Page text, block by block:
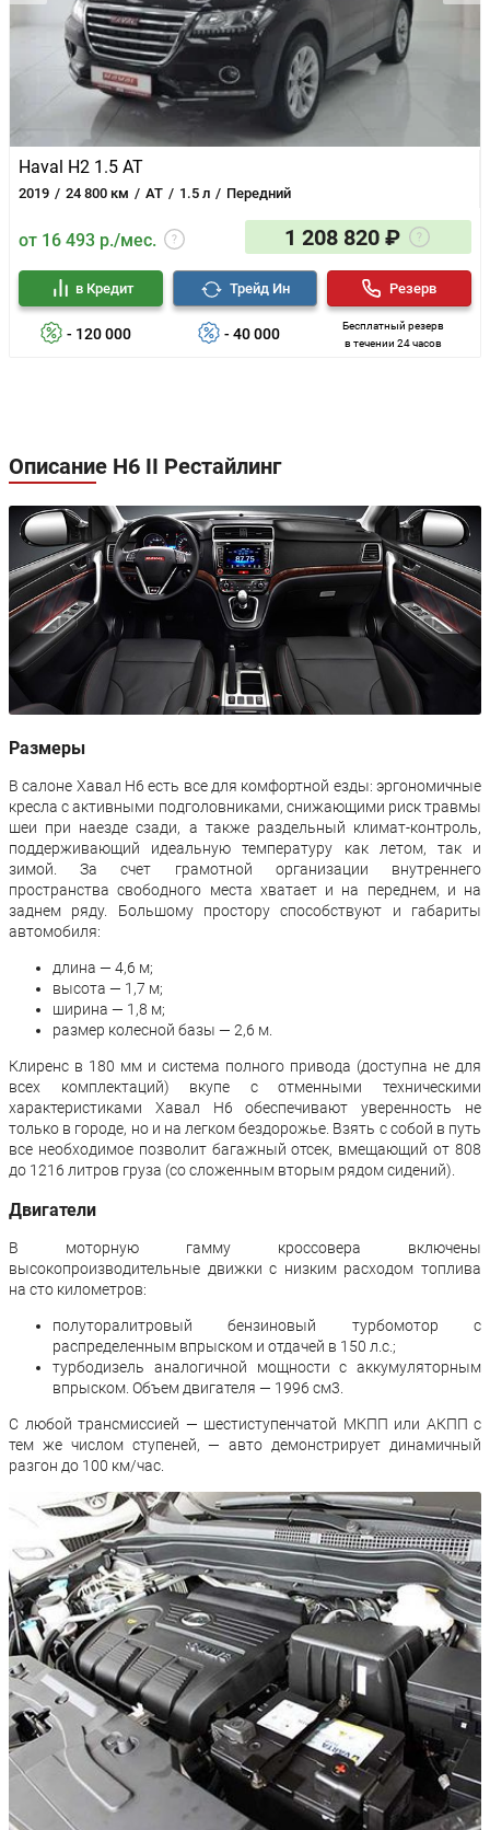
Haval H2 1.5 AT
2019 24 800 км AT 1.5 л Передний
от 16 493 р./мес. 1 208 820 ₽
- 120 000
в Кредит
- 40 000
Трейд Ин
Бесплатный резерв
в течении 24 часов
Резерв
Описание H6 II Рестайлинг
Размеры
В салоне Хавал H6 есть все для комфортной езды: эргономичные
кресла с активными подголовниками, снижающими риск травмы
шеи при наезде сзади, а также раздельный климат-контроль,
поддерживающий идеальную температуру как летом, так и
зимой. За счет грамотной организации внутреннего
пространства свободного места хватает и на переднем, и на
заднем ряду. Большому простору способствуют и габариты
автомобиля:
длина — 4,6 м;
высота — 1,7 м;
ширина — 1,8 м;
размер колесной базы — 2,6 м.
Клиренс в 180 мм и система полного привода (доступна не для
всех комплектаций) вкупе с отменными техническими
характеристиками Хавал H6 обеспечивают уверенность не
только в городе, но и на легком бездорожье. Взять с собой в путь
все необходимое позволит багажный отсек, вмещающий от 808
до 1216 литров груза (со сложенным вторым рядом сидений).
Двигатели
В моторную гамму кроссовера включены
высокопроизводительные движки с низким расходом топлива
на сто километров:
полуторалитровый бензиновый турбомотор с
распределенным впрыском и отдачей в 150 л.с.;
турбодизель аналогичной мощности с аккумуляторным
впрыском. Объем двигателя — 1996 см3.
С любой трансмиссией — шестиступенчатой МКПП или АКПП с
тем же числом ступеней, — авто демонстрирует динамичный
разгон до 100 км/час.